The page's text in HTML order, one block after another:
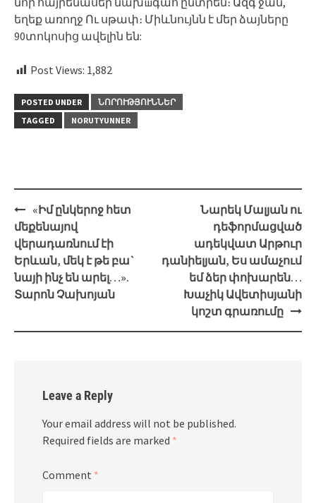
եղեք առողջ Ու սթափ։ Միևնույնն է մեր ձայները
90տոկոսից ավելին են:
Post Views: 1,882
POSTED UNDER
ՆՈՐՈՒԹՅՈՒՆՆԵՐ
TAGGED
NORUTYUNNER
Post
navigation
«Իմ ընկերոջ հետ
մեքենայով
վերադառնում էի
Երևան, մեկ է թե բա`
նայի ինչ են արել…».
Տարոն Չախոյան
Նարեկ Մալյան ու
դեֆորմացված
ադեկվատ Արթուր
դանիելյան, Ես ամաչում
եմ ձեր փոխարեն…
Խաչիկ Ավետիսյանի
կոշտ գրառումը
Leave a Reply
Your email address will not be published.
Required fields are marked *
Comment *